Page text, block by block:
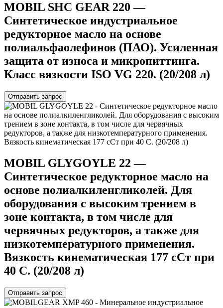
MOBIL SHC GEAR 220 —
Синтетическое индустриальное
редукторное масло на основе
полиальфаолефинов (ПАО). Усиленная
защита от износа и микропиттинга.
Класс вязкости ISO VG 220. (20/208 л)
Отправить запрос
MOBIL GLYGOYLE 22 —
Синтетическое редукторное масло на
основе полиалкиленгликолей. Для
оборудования с высоким трением в
зоне контакта, в том числе для
червячных редукторов, а также для
низкотемпературного применения.
Вязкость кинематическая 177 сСт при
40 С. (20/208 л)
Отправить запрос